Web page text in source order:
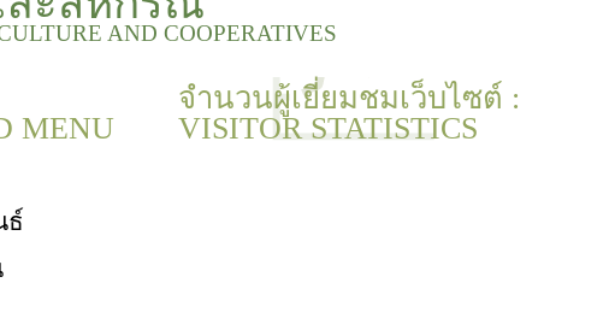
AND COOPERATIVES
MENU
ธ์
จำนวนผู้เยี่ยมชมเว็บไซต์ :
VISITOR STATISTICS